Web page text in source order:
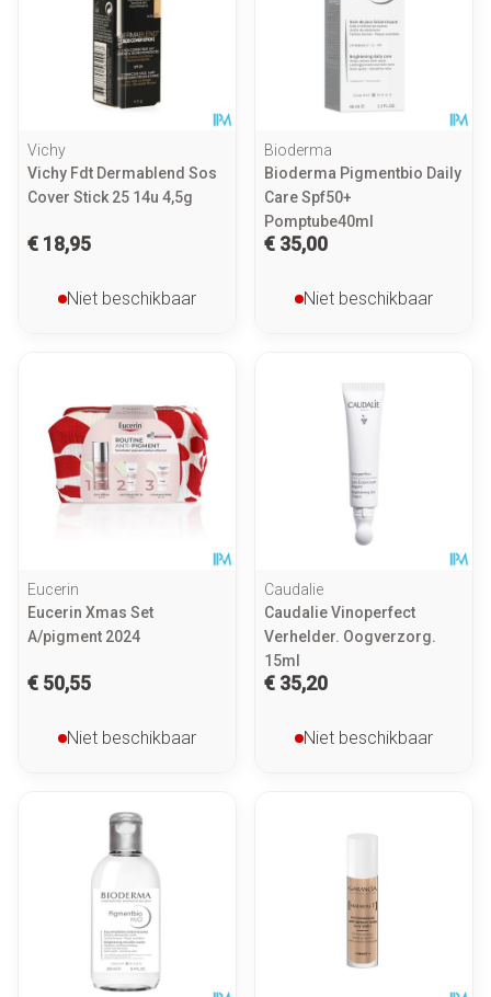
Vichy
Vichy Fdt Dermablend Sos
Cover Stick 25 14u 4,5g
€ 18,95
Niet beschikbaar
Bioderma
Bioderma Pigmentbio Daily
Care Spf50+
Pomptube40ml
€ 35,00
Niet beschikbaar
Eucerin
Eucerin Xmas Set
A/pigment 2024
€ 50,55
Niet beschikbaar
Caudalie
Caudalie Vinoperfect
Verhelder. Oogverzorg.
15ml
€ 35,20
Niet beschikbaar